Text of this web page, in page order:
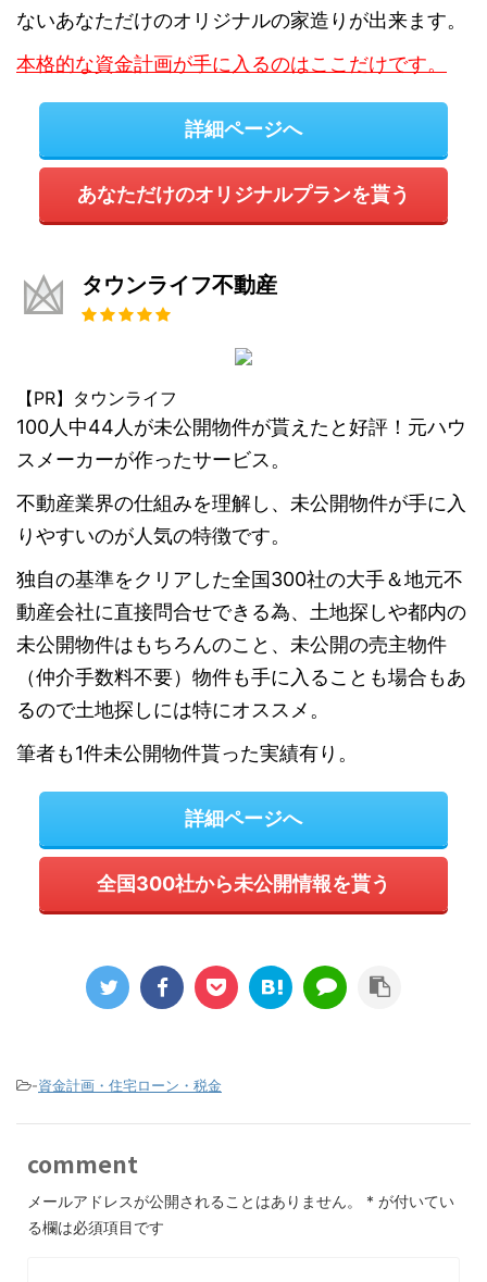
ないあなただけのオリジナルの家造りが出来ます。
本格的な資金計画が手に入るのはここだけです。
詳細ページへ
あなただけのオリジナルプランを貰う
タウンライフ不動産
【PR】タウンライフ
100人中44人が未公開物件が貰えたと好評！元ハウ
スメーカーが作ったサービス。
不動産業界の仕組みを理解し、未公開物件が手に入
りやすいのが人気の特徴です。
独自の基準をクリアした全国300社の大手＆地元不
動産会社に直接問合せできる為、土地探しや都内の
未公開物件はもちろんのこと、未公開の売主物件
（仲介手数料不要）物件も手に入ることも場合もあ
るので土地探しには特にオススメ。
筆者も1件未公開物件貰った実績有り。
詳細ページへ
全国300社から未公開情報を貰う
-資金計画・住宅ローン・税金
comment
メールアドレスが公開されることはありません。 * が付いてい
る欄は必須項目です